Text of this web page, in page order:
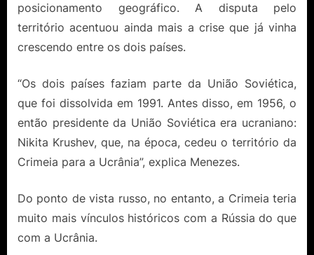
posicionamento geográfico. A disputa pelo
território acentuou ainda mais a crise que já vinha
crescendo entre os dois países.
“Os dois países faziam parte da União Soviética,
que foi dissolvida em 1991. Antes disso, em 1956, o
então presidente da União Soviética era ucraniano:
Nikita Krushev, que, na época, cedeu o território da
Crimeia para a Ucrânia”, explica Menezes.
Do ponto de vista russo, no entanto, a Crimeia teria
muito mais vínculos históricos com a Rússia do que
com a Ucrânia.